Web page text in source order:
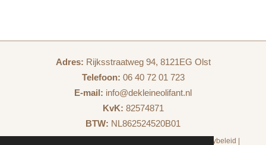
Adres: Rijksstraatweg 94, 8121EG Olst
Telefoon: 06 40 72 01 723
E-mail: info@dekleineolifant.nl
KvK: 82574871
BTW: NL862524520B01
Privacybeleid